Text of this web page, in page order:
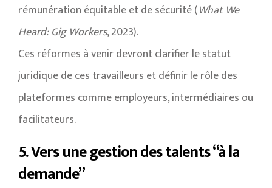
rémunération équitable et de sécurité (What We
Heard: Gig Workers, 2023).
Ces réformes à venir devront clarifier le statut
juridique de ces travailleurs et définir le rôle des
plateformes comme employeurs, intermédiaires ou
facilitateurs.
5. Vers une gestion des talents “à la
demande”